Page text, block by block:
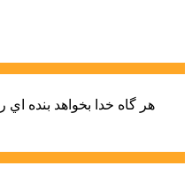
هر گاه خدا بخواهد بنده اي